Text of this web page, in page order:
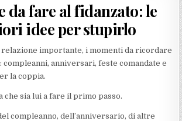
da fare al fidanzato: le
idee per stupirlo
relazione importante, i momenti da ricordare
compleanni, anniversari, feste comandate e
la coppia.
che sia lui a fare il primo passo.
compleanno, dell’anniversario, di altre